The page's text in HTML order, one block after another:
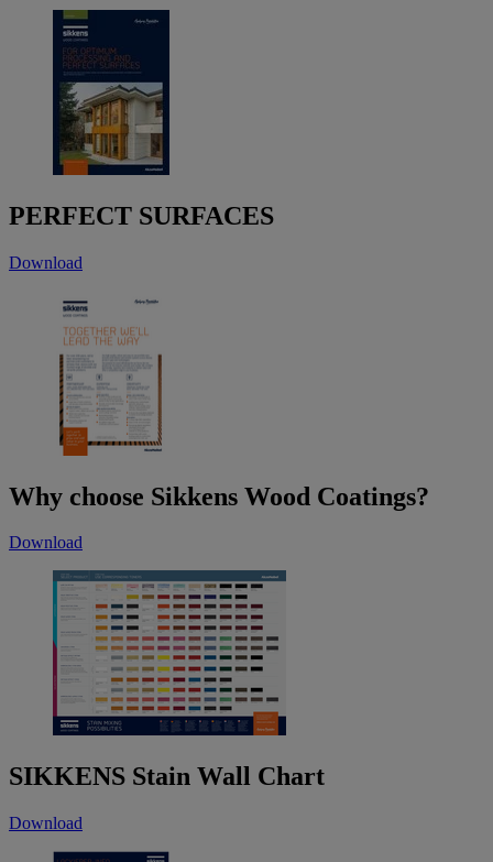
PERFECT SURFACES
Download
Why choose Sikkens Wood Coatings?
Download
SIKKENS Stain Wall Chart
Download